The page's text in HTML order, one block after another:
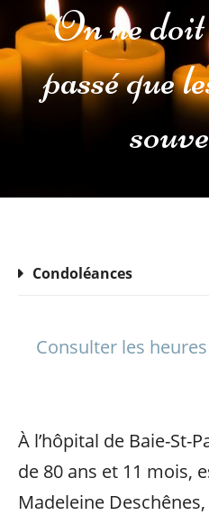
On ne
passé que
Condoléances
Consulter les
À l’hôpital de Baie-St-
de 80 ans et 11 mois,
Madeleine